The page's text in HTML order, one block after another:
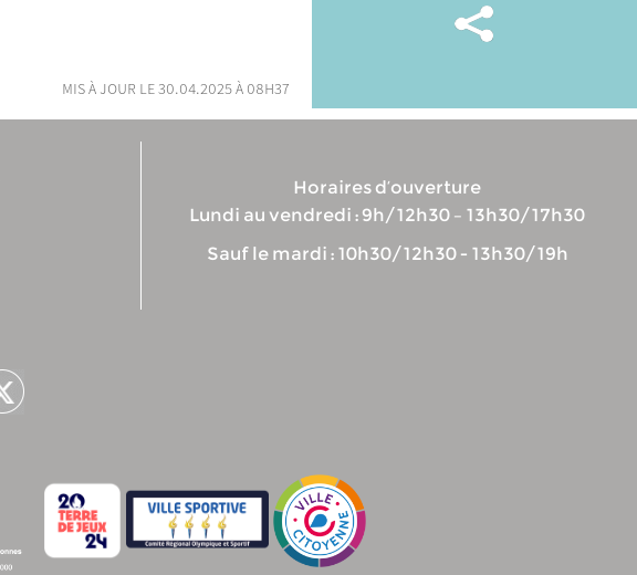
mis à jour le 30.04.2025 à 08h37
Horaires d’ouverture
Lundi au vendredi : 9h/12h30 – 13h30/17h30
Sauf le mardi : 10h30/12h30 - 13h30/19h